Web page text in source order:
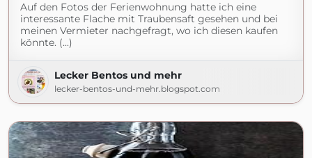
Auf den Fotos der Ferienwohnung hatte ich eine
interessante Flache mit Traubensaft gesehen und bei
meinen Vermieter nachgefragt, wo ich diesen kaufen
könnte. (...)
Lecker Bentos und mehr
lecker-bentos-und-mehr.blogspot.com